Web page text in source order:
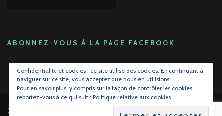
ABONNEZ-VOUS À LA PAGE FACEBOOK
2026 Copyright
Confidentialité et cookies : ce site utilise des cookies. En continuant à
naviguer sur ce site, vous acceptez que nous en utilisions.
Pour en savoir plus, y compris sur la façon de contrôler les cookies,
reportez-vous à ce qui suit : Politique relative aux cookies